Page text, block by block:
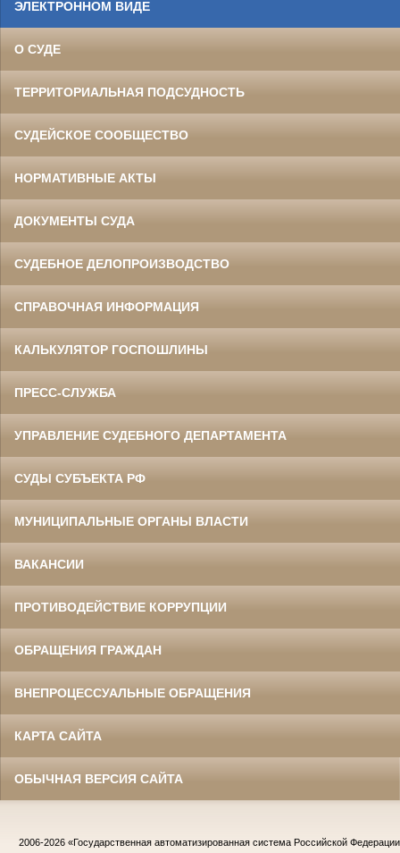
ЭЛЕКТРОННОМ ВИДЕ
О СУДЕ
ТЕРРИТОРИАЛЬНАЯ ПОДСУДНОСТЬ
СУДЕЙСКОЕ СООБЩЕСТВО
НОРМАТИВНЫЕ АКТЫ
ДОКУМЕНТЫ СУДА
СУДЕБНОЕ ДЕЛОПРОИЗВОДСТВО
СПРАВОЧНАЯ ИНФОРМАЦИЯ
КАЛЬКУЛЯТОР ГОСПОШЛИНЫ
ПРЕСС-СЛУЖБА
УПРАВЛЕНИЕ СУДЕБНОГО ДЕПАРТАМЕНТА
СУДЫ СУБЪЕКТА РФ
МУНИЦИПАЛЬНЫЕ ОРГАНЫ ВЛАСТИ
ВАКАНСИИ
ПРОТИВОДЕЙСТВИЕ КОРРУПЦИИ
ОБРАЩЕНИЯ ГРАЖДАН
ВНЕПРОЦЕССУАЛЬНЫЕ ОБРАЩЕНИЯ
КАРТА САЙТА
ОБЫЧНАЯ ВЕРСИЯ САЙТА
2006-2026 «Государственная автоматизированная система Российской